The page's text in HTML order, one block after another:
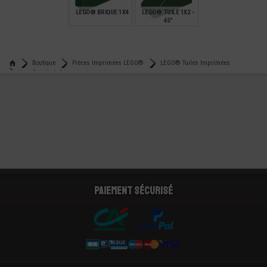
LEGO® BRIQUE 1X4
LEGO® TUILE 1X2 -
45°
Boutique
Pièces Imprimées LEGO®
LEGO® Tuiles Imprimées
Lego® tuile 4x2 imprimée - ninjago
Paiement sécurisé